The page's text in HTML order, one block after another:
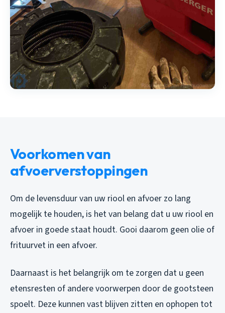
Voorkomen van
afvoerverstoppingen
Om de levensduur van uw riool en afvoer zo lang
mogelijk te houden, is het van belang dat u uw riool en
afvoer in goede staat houdt. Gooi daarom geen olie of
frituurvet in een afvoer.
Daarnaast is het belangrijk om te zorgen dat u geen
etensresten of andere voorwerpen door de gootsteen
spoelt. Deze kunnen vast blijven zitten en ophopen tot